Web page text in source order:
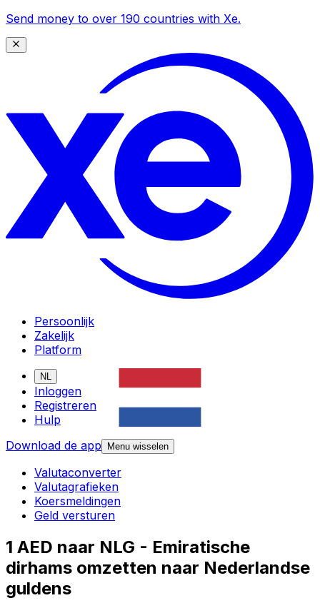
Send money to over 190 countries with Xe.
Persoonlijk
Zakelijk
Platform
NL
Inloggen
Registreren
Hulp
Download de app
Menu wisselen
Valutaconverter
Valutagrafieken
Koersmeldingen
Geld versturen
1 AED naar NLG - Emiratische
dirhams omzetten naar Nederlandse
guldens